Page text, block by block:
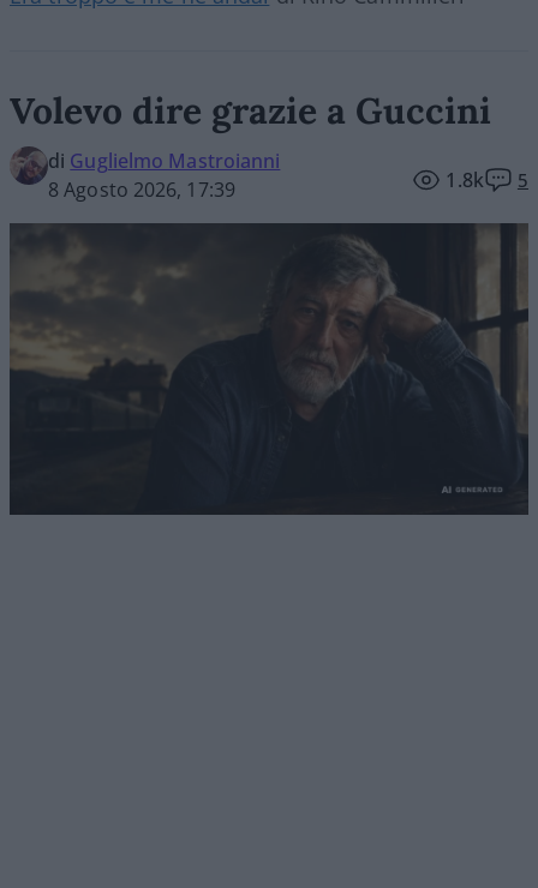
Volevo dire grazie a Guccini
di Guglielmo Mastroianni
8 Agosto 2026, 17:39
1.8k 5